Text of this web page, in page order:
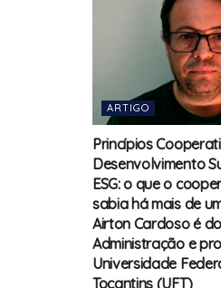
ARTIGO
Princípios
Desenvolvimento
ESG: o que o
sabia há mais de
Airton Cardoso é
Administração e
Universidade
Tocantins (UFT)